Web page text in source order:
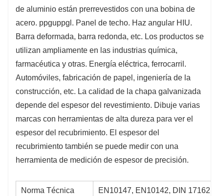
de aluminio están prerrevestidos con una bobina de
acero. ppguppgl. Panel de techo. Haz angular HIU.
Barra deformada, barra redonda, etc. Los productos se
utilizan ampliamente en las industrias química,
farmacéutica y otras. Energía eléctrica, ferrocarril.
Automóviles, fabricación de papel, ingeniería de la
construcción, etc. La calidad de la chapa galvanizada
depende del espesor del revestimiento. Dibuje varias
marcas con herramientas de alta dureza para ver el
espesor del recubrimiento. El espesor del
recubrimiento también se puede medir con una
herramienta de medición de espesor de precisión.
Norma Técnica EN10147, EN10142, DIN 17162,